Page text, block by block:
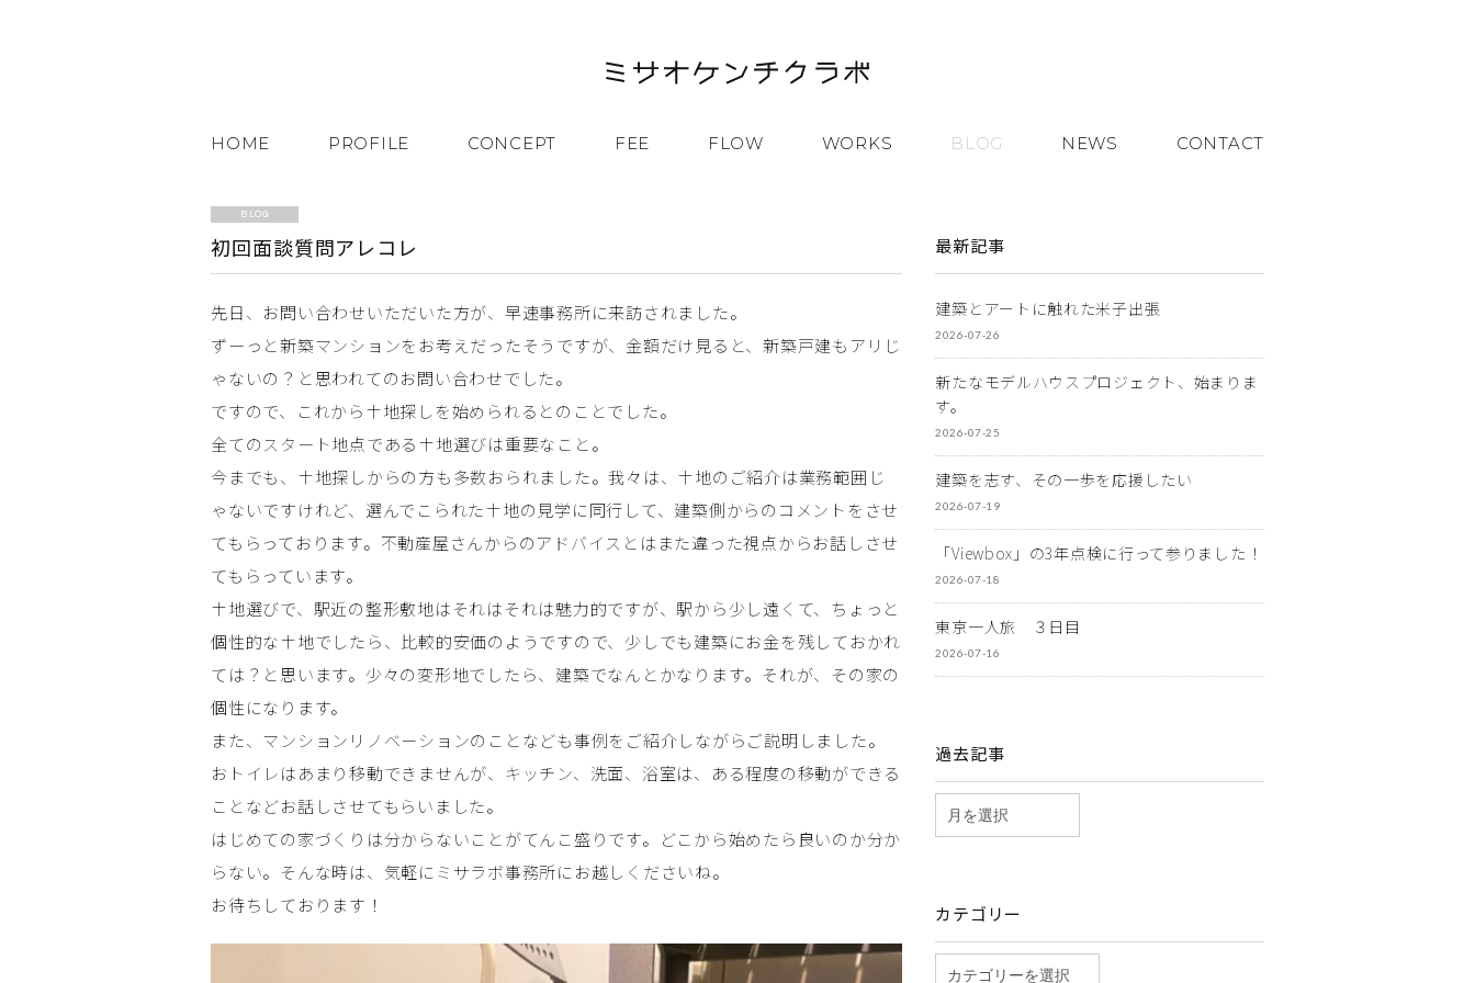
HOME PROFILE CONCEPT FEE FLOW WORKS BLOG NEWS CONTACT
BLOG
初回面談質問アレコレ
先日、お問い合わせいただいた方が、早速事務所に来訪されました。
ずーっと新築マンションをお考えだったそうですが、金額だけ見ると、新築戸建もアリじ
ゃないの？と思われてのお問い合わせでした。
ですので、これから土地探しを始められるとのことでした。
全てのスタート地点である土地選びは重要なこと。
今までも、土地探しからの方も多数おられました。我々は、土地のご紹介は業務範囲じ
ゃないですけれど、選んでこられた土地の見学に同行して、建築側からのコメントをさせ
てもらっております。不動産屋さんからのアドバイスとはまた違った視点からお話しさせ
てもらっています。
土地選びで、駅近の整形敷地はそれはそれは魅力的ですが、駅から少し遠くて、ちょっと
個性的な土地でしたら、比較的安価のようですので、少しでも建築にお金を残しておかれ
ては？と思います。少々の変形地でしたら、建築でなんとかなります。それが、その家の
個性になります。
また、マンションリノベーションのことなども事例をご紹介しながらご説明しました。
おトイレはあまり移動できませんが、キッチン、洗面、浴室は、ある程度の移動ができる
ことなどお話しさせてもらいました。
はじめての家づくりは分からないことがてんこ盛りです。どこから始めたら良いのか分か
らない。そんな時は、気軽にミサラボ事務所にお越しくださいね。
お待ちしております！
最新記事
建築とアートに触れた米子出張
2026-07-26
新たなモデルハウスプロジェクト、始まりま
す。
2026-07-25
建築を志す、その一歩を応援したい
2026-07-19
「Viewbox」の3年点検に行って参りました！
2026-07-18
東京一人旅 ３日目
2026-07-16
過去記事
カテゴリー